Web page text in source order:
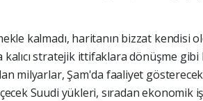
kalmadı, haritanın bizzat kendisi
stratejik ittifaklara dönüşme gibi
milyarlar, Şam'da faaliyet
Suudi yükleri, sıradan ekonomik